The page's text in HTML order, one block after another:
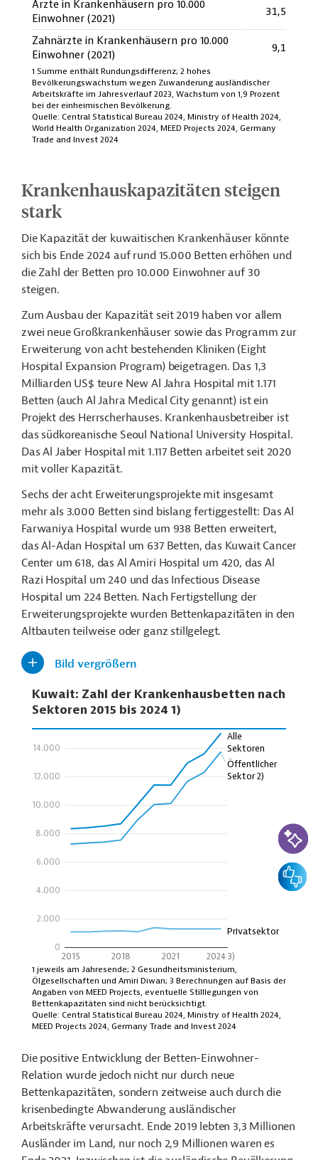
Krankenhauskapazitäten steigen
stark
Die Kapazität der kuwaitischen Krankenhäuser könnte
sich bis Ende 2024 auf rund 15.000 Betten erhöhen und
die Zahl der Betten pro 10.000 Einwohner auf 30
steigen.
Zum Ausbau der Kapazität seit 2019 haben vor allem
zwei neue Großkrankenhäuser sowie das Programm zur
Erweiterung von acht bestehenden Kliniken (Eight
Hospital Expansion Program) beigetragen. Das 1,3
Milliarden US$ teure New Al Jahra Hospital mit 1.171
Betten (auch Al Jahra Medical City genannt) ist ein
Projekt des Herrscherhauses. Krankenhausbetreiber ist
das südkoreanische Seoul National University Hospital.
Das Al Jaber Hospital mit 1.117 Betten arbeitet seit 2020
mit voller Kapazität.
Sechs der acht Erweiterungsprojekte mit insgesamt
mehr als 3.000 Betten sind bislang fertiggestellt: Das Al
Farwaniya Hospital wurde um 938 Betten erweitert,
das Al-Adan Hospital um 637 Betten, das Kuwait Cancer
Center um 618, das Al Amiri Hospital um 420, das Al
Razi Hospital um 240 und das Infectious Disease
Hospital um 224 Betten. Nach Fertigstellung der
Erweiterungsprojekte wurden Bettenkapazitäten in den
Altbauten teilweise oder ganz stillgelegt.
Bild vergrößern
Die positive Entwicklung der Betten-Einwohner-
Relation wurde jedoch nicht nur durch neue
Bettenkapazitäten, sondern zeitweise auch durch die
krisenbedingte Abwanderung ausländischer
Arbeitskräfte verursacht. Ende 2019 lebten 3,3 Millionen
Ausländer im Land, nur noch 2,9 Millionen waren es
KI-